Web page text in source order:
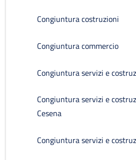
Congiuntura costruzioni
Congiuntura commercio
Congiuntura servizi e
Congiuntura servizi e
Cesena
Congiuntura servizi e